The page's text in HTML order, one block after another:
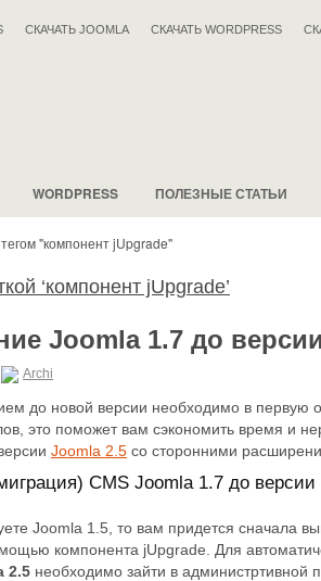
СКАЧАТЬ JOOMLA СКАЧАТЬ WORDPRESS
WORDPRESS ПОЛЕЗНЫЕ СТАТЬИ
"компонент jUpgrade"
‘компонент jUpgrade’
Joomla 1.7 до
Archi
до новой версии необходимо в первую
это поможет вам сэкономить время и
Joomla 2.5 со сторонними
CMS Joomla 1.7 до версии
Joomla 1.5, то вам придется сначала
компонента jUpgrade. Для
2.5 необходимо зайти в администртивной